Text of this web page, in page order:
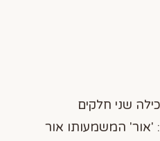
שני חלקים
המשמעותו אור